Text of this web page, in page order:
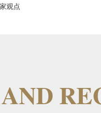
观点
AND